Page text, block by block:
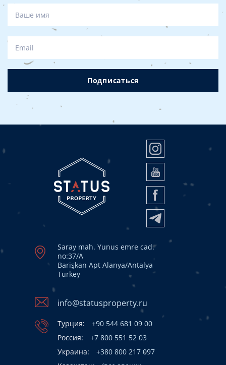
Подписаться
Saray mah. Yunus emre cad.
no:37/A
Barişkan Apt Alanya/Antalya
Turkey
info@statusproperty.ru
Турция:
+90 544 681 09 00
Россия:
+7 800 551 52 03
Украина:
+380 800 217 097